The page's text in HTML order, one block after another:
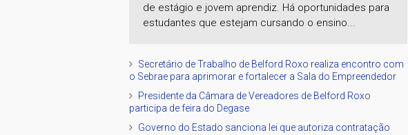
de estágio e jovem aprendiz. Há oportunidades para
estudantes que estejam cursando o ensino...
Secretário de Trabalho de Belford Roxo realiza encontro com
o Sebrae para aprimorar e fortalecer a Sala do Empreendedor
Presidente da Câmara de Vereadores de Belford Roxo
participa de feira do Degase
Governo do Estado sanciona lei que autoriza contratação